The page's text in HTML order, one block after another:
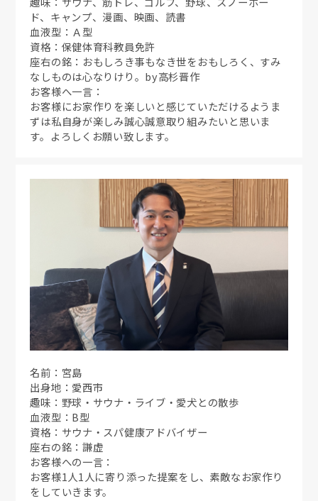
ド、キャンプ、漫画、映画、読書
血液型：Ａ型
資格：保健体育科教員免許
座右の銘：おもしろき事もなき世をおもしろく、すみ
なしものは心なりけり。by高杉晋作
お客様へ一言：
お客様にお家作りを楽しいと感じていただけるようま
ずは私自身が楽しみ誠心誠意取り組みたいと思いま
す。よろしくお願い致します。
名前：宮島
出身地：愛西市
趣味：野球・サウナ・ライブ・愛犬との散歩
血液型：B型
資格：サウナ・スパ健康アドバイザー
座右の銘：謙虚
お客様への一言：
お客様1人1人に寄り添った提案をし、素敵なお家作り
をしていきます。